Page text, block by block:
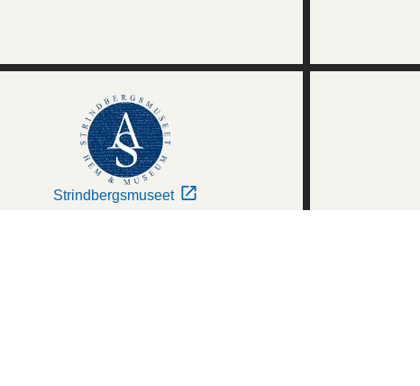
Strindbergsmuseet